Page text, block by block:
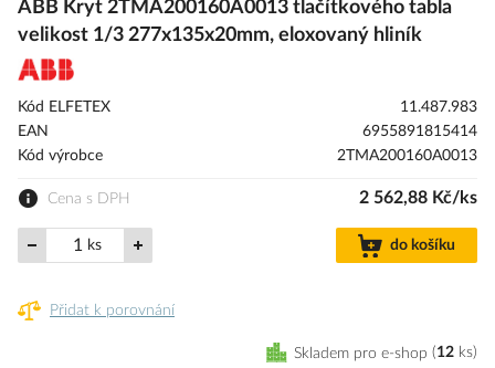
na
začátek
s
ABB Kryt 2TMA200160A0013 tlačítkového tabla
velikost 1/3 277x135x20mm, eloxovaný hliník
Kód ELFETEX
11.487.983
EAN
6955891815414
Kód výrobce
2TMA200160A0013
Cena s DPH 2 562,88 Kč/ks
ks do košíku
Přidat k porovnání
Skladem pro e-shop 12 ks